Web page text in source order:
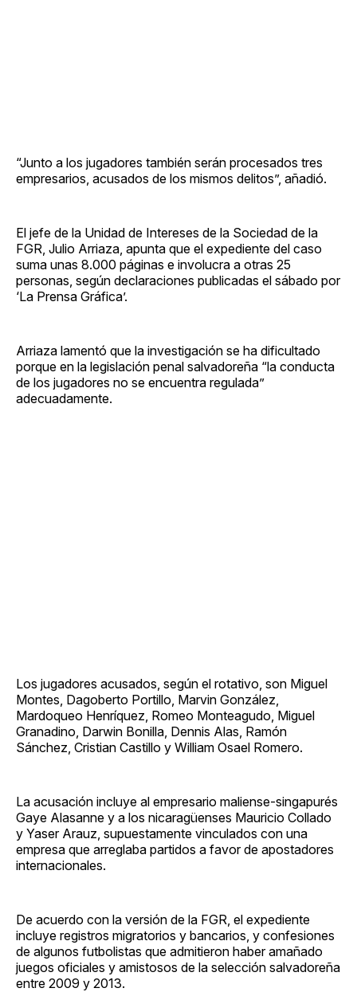
“Junto a los jugadores también serán procesados tres
empresarios, acusados de los mismos delitos”, añadió.
El jefe de la Unidad de Intereses de la Sociedad de la
FGR, Julio Arriaza, apunta que el expediente del caso
suma unas 8.000 páginas e involucra a otras 25
personas, según declaraciones publicadas el sábado por
‘La Prensa Gráfica’.
Arriaza lamentó que la investigación se ha dificultado
porque en la legislación penal salvadoreña “la conducta
de los jugadores no se encuentra regulada”
adecuadamente.
Los jugadores acusados, según el rotativo, son Miguel
Montes, Dagoberto Portillo, Marvin González,
Mardoqueo Henríquez, Romeo Monteagudo, Miguel
Granadino, Darwin Bonilla, Dennis Alas, Ramón
Sánchez, Cristian Castillo y William Osael Romero.
La acusación incluye al empresario maliense-singapurés
Gaye Alasanne y a los nicaragüenses Mauricio Collado
y Yaser Arauz, supuestamente vinculados con una
empresa que arreglaba partidos a favor de apostadores
internacionales.
De acuerdo con la versión de la FGR, el expediente
incluye registros migratorios y bancarios, y confesiones
de algunos futbolistas que admitieron haber amañado
juegos oficiales y amistosos de la selección salvadoreña
entre 2009 y 2013.